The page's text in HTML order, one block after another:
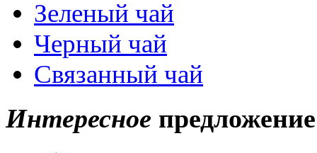
Зеленый чай
Черный чай
Связанный чай
Интересное предложение